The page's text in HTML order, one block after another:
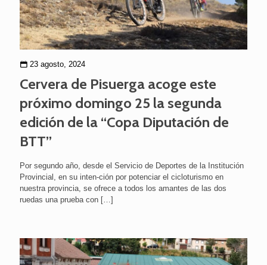
23 agosto, 2024
Cervera de Pisuerga acoge este
próximo domingo 25 la segunda
edición de la “Copa Diputación de
BTT”
Por segundo año, desde el Servicio de Deportes de la Institución
Provincial, en su inten-ción por potenciar el cicloturismo en
nuestra provincia, se ofrece a todos los amantes de las dos
ruedas una prueba con […]